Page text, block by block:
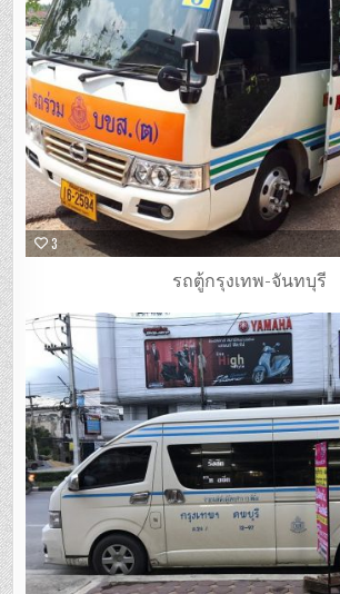
3
รถตู้กรุงเทพ-จันทบุรี